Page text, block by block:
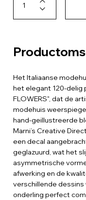
Het Italiaanse
het elegant 120-delig
FLOWERS", dat de
modehuis
hand-geillustreerde
Marni’s Creative
een decal
geglazuurd, wat het
asymmetrische
afwerking en de
verschillende
onderling perfect